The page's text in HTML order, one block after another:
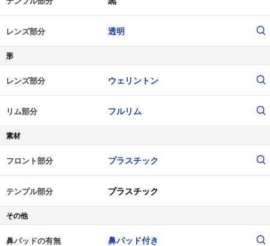
レンズ部分 透明
形
レンズ部分 ウェリントン
リム部分 フルリム
素材
フロント部分 プラスチック
テンプル部分 プラスチック
その他
鼻パッドの有無 鼻パッド付き